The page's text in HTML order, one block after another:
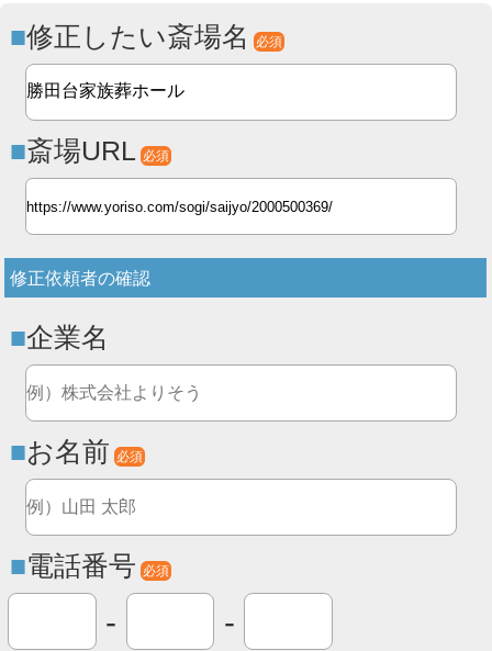
修正したい斎場名 必須
斎場URL 必須
修正依頼者の確認
企業名
お名前 必須
電話番号 必須
- -